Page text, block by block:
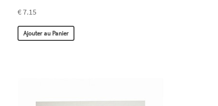
€ 7.15
Ajouter au Panier